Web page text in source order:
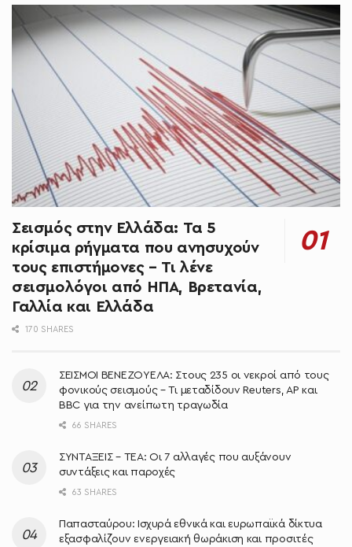
Σεισμός στην Ελλάδα: Τα 5
κρίσιμα ρήγματα που ανησυχούν
τους επιστήμονες – Τι λένε
σεισμολόγοι από ΗΠΑ, Βρετανία,
Γαλλία και Ελλάδα
170 SHARES
ΣΕΙΣΜΟΙ ΒΕΝΕΖΟΥΕΛΑ: Στους 235 οι νεκροί από τους
φονικούς σεισμούς – Τι μεταδίδουν Reuters, AP και
BBC για την ανείπωτη τραγωδία
66 SHARES
ΣΥΝΤΑΞΕΙΣ – ΤΕΑ: Οι 7 αλλαγές που αυξάνουν
συντάξεις και παροχές
63 SHARES
Παπασταύρου: Ισχυρά εθνικά και ευρωπαϊκά δίκτυα
εξασφαλίζουν ενεργειακή θωράκιση και προσιτές